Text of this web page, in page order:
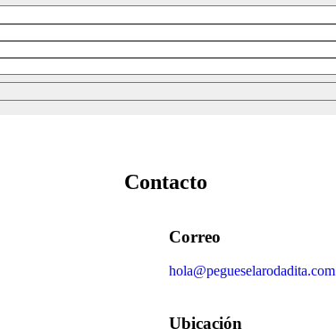
Contacto
Correo
hola@pegueselarodadita.com
Ubicación